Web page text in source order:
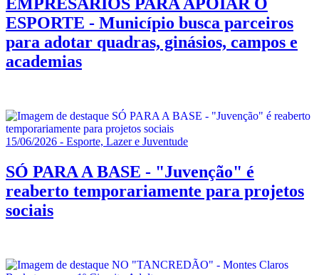
ESPORTE - Município busca parceiros
para adotar quadras, ginásios, campos e
academias
15/06/2026 - Esporte, Lazer e Juventude
SÓ PARA A BASE - "Juvenção" é
reaberto temporariamente para projetos
sociais